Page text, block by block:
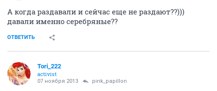
А когда раздавали и сейчас еще не раздают??)))
давали именно серебряные??
ОТВЕТИТЬ
Tori_222
activist
07 ноября 2013 pink_papillon